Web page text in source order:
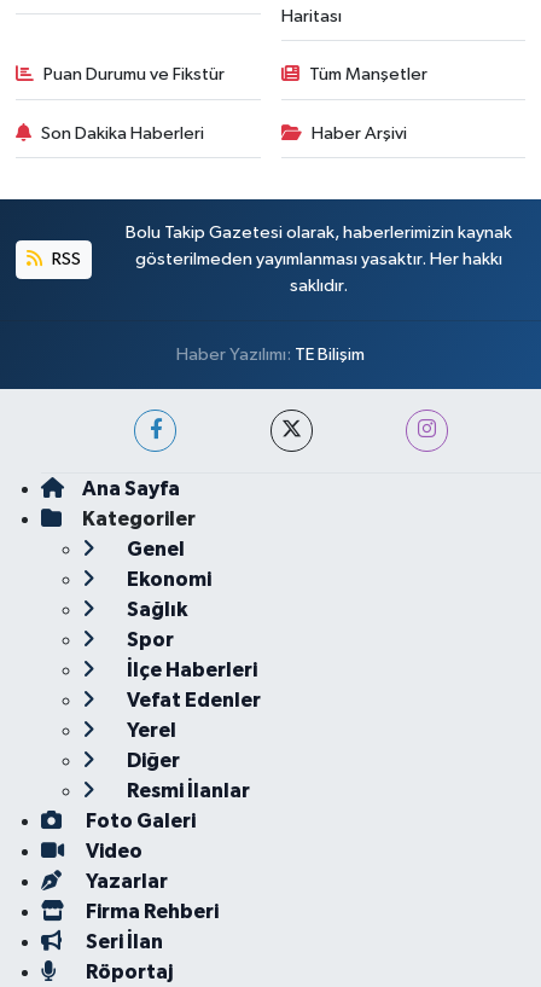
Haritası
Puan Durumu ve Fikstür Tüm Manşetler
Son Dakika Haberleri Haber Arşivi
RSS
Bolu Takip Gazetesi olarak, haberlerimizin kaynak
gösterilmeden yayımlanması yasaktır. Her hakkı
saklıdır.
Haber Yazılımı: TE Bilişim
Ana Sayfa
Kategoriler
Genel
Ekonomi
Sağlık
Spor
İlçe Haberleri
Vefat Edenler
Yerel
Diğer
Resmi İlanlar
Foto Galeri
Video
Yazarlar
Firma Rehberi
Seri İlan
Röportaj